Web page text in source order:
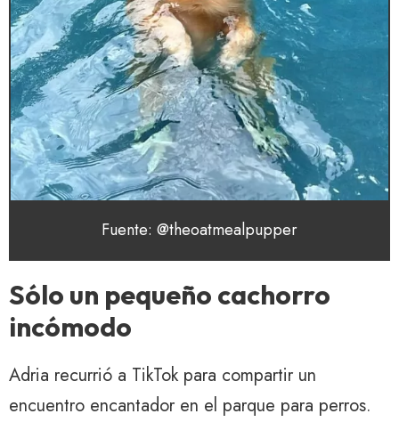
Fuente: @theoatmealpupper
Sólo un pequeño cachorro
incómodo
Adria recurrió a TikTok para compartir un
encuentro encantador en el parque para perros.